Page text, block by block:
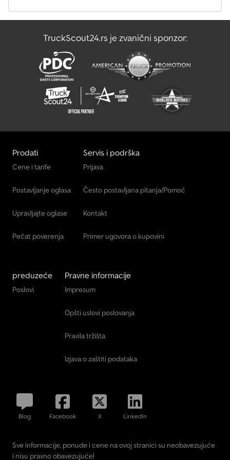
maksimalnu cenu. Na zahtev, isporučujemo Vaše novo-polovno
vozilo širom Nemačke direktno na Vašu adresu i preuzimamo Vaše
staro vozilo nazad. Finansiranje - Lizing Brza potvrda i otplata stare
zaduženosti. Vaš specijalizovani partner za putnička vozila,
transportere, komercijalna vozila i građevinske mašine ITC Gmbh
& Co KG Codpsyk A Uqofx Actsrf Siemensstraße 7 32312
Lübbecke (industrijska zona) Posetite nas na našem sajtu Stalno
preko 400 vozila na lageru Nikakve informacije sadržane u oglasu,
TruckScout24.rs je zvanični sponzor:
Prodati
Cene i tarife
Postavljanje oglasa
Upravljajte oglase
Pečat poverenja
Servis i podrška
Prijava
Često postavljana pitanja/Pomoć
Kontakt
Primer ugovora o kupovini
preduzeće
Poslovi
Pravne informacije
Impresum
Opšti uslovi poslovanja
Pravila tržišta
Izjava o zaštiti podataka
Blog Facebook X LinkedIn
Sve informacije, ponude i cene na ovoj stranici su neobavezujuće
i nisu pravno obavezujuće!